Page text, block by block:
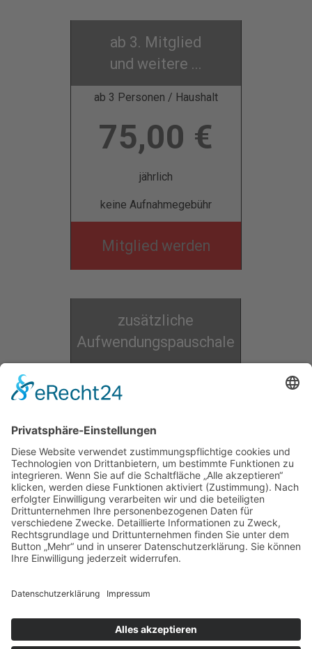
ab 3. Mitglied
und weitere ...
ab 3 Personen / Haushalt
75,00 €
jährlich
keine Aufnahmegebühr
Mitglied werden
zusätzliche
Aufwendungspauschale
2,00 €
jährlich
ohne SEPA-Lastschrift
Ausnahmefall
mitgliederverwaltung[at]tv-geissnidda.de
den Übungsleiter:innen abgeben.